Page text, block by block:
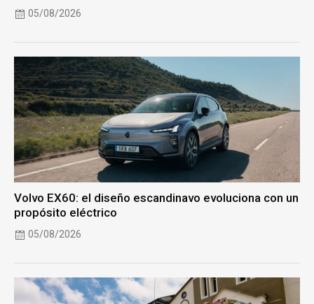
05/08/2026
Volvo EX60: el diseño escandinavo evoluciona con un
propósito eléctrico
05/08/2026